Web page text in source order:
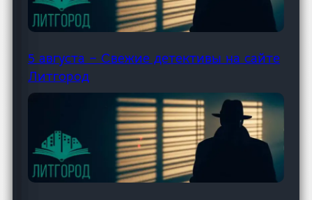
5 августа – Свежие детективы на сайте
Литгород